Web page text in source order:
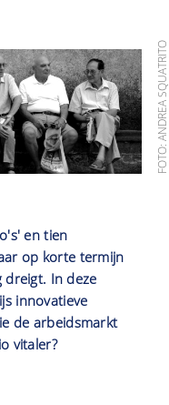
FOTO: ANDREA SQUATRITO
en tien
op korte termijn
dreigt. In deze
innovatieve
de arbeidsmarkt
vitaler?